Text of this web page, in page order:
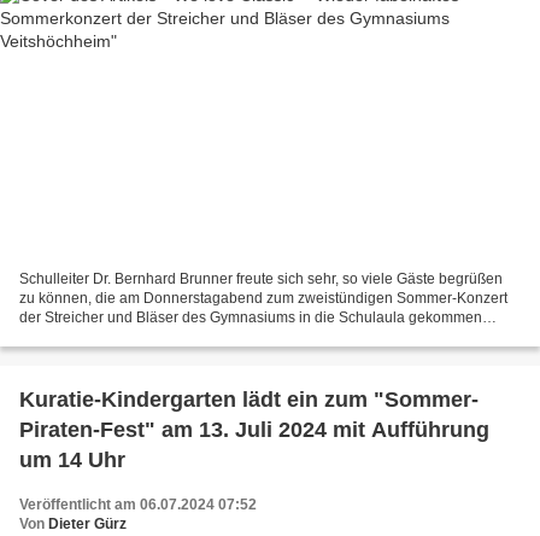
Schulleiter Dr. Bernhard Brunner freute sich sehr, so viele Gäste begrüßen
zu können, die am Donnerstagabend zum zweistündigen Sommer-Konzert
der Streicher und Bläser des Gymnasiums in die Schulaula gekommen
Kuratie-Kindergarten lädt ein zum "Sommer-
Piraten-Fest" am 13. Juli 2024 mit Aufführung
um 14 Uhr
Veröffentlicht am 06.07.2024 07:52
Von Dieter Gürz